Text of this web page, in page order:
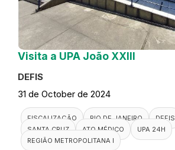
Visita a UPA João XXIII
DEFIS
31 de October de 2024
FISCALIZAÇÃO RIO DE JANEIRO
DEFIS
SANTA CRUZ
ATO MÉDICO
UPA 24H
REGIÃO METROPOLITANA I